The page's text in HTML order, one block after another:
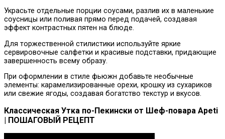
Украсьте отдельные порции соусами, разлив их в маленькие
соусницы или поливая прямо перед подачей, создавая
эффект контрастных пятен на блюде.
Для торжественной стилистики используйте яркие
сервировочные салфетки и красивые подставки, придающие
завершенность всему образу.
При оформлении в стиле фьюжн добавьте необычные
элементы: карамелизированные орехи, крошку из сухариков
или свежие ягоды, создавая богатство текстур и вкусов.
Классическая Утка по-Пекински от Шеф-повара Apeti
| ПОШАГОВЫЙ РЕЦЕПТ